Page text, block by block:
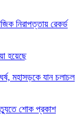
নিরাপত্তায় রেকর্ড
হয়েছে
মহাসড়কে যান চলাচল
শোক প্রকাশ